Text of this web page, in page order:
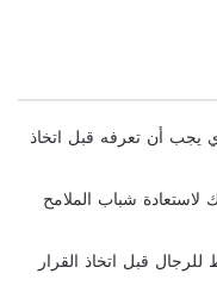
يجب أن تعرفه قبل اتخاذ
شباب الملامح
قبل اتخاذ القرار